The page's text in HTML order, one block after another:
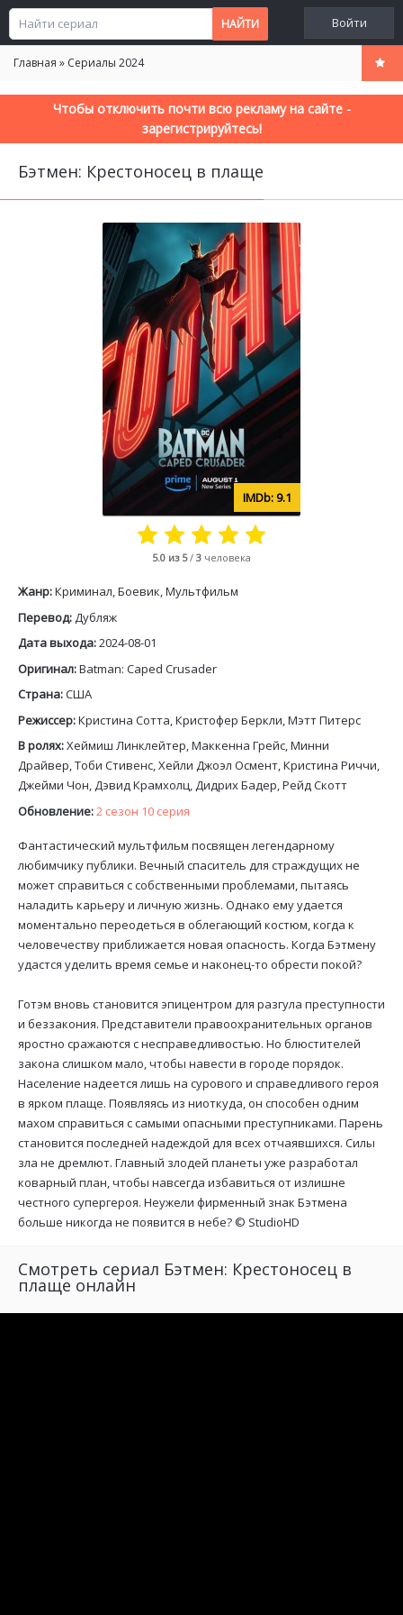
Войти
Главная » Сериалы 2024
Чтобы отключить почти всю рекламу на сайте -
зарегистрируйтесь!
Бэтмен: Крестоносец в плаще
9.1
5.0 из 5/ 3 человека
Жанр:Криминал, Боевик, Мультфильм
Перевод: Дубляж
Дата выхода:2024-08-01
Оригинал:Batman: Caped Crusader
Страна:США
Режиссер:Кристина Сотта, Кристофер Беркли, Мэтт Питерс
В ролях:Хеймиш Линклейтер, Маккенна Грейс, Минни
Драйвер, Тоби Стивенс, Хейли Джоэл Осмент, Кристина Риччи,
Джейми Чон, Дэвид Крамхолц, Дидрих Бадер, Рейд Скотт
Обновление:2 сезон 10 серия
Фантастический мультфильм посвящен легендарному
любимчику публики. Вечный спаситель для страждущих не
может справиться с собственными проблемами, пытаясь
наладить карьеру и личную жизнь. Однако ему удается
моментально переодеться в облегающий костюм, когда к
человечеству приближается новая опасность. Когда Бэтмену
удастся уделить время семье и наконец-то обрести покой?
Готэм вновь становится эпицентром для разгула преступности
и беззакония. Представители правоохранительных органов
яростно сражаются с несправедливостью. Но блюстителей
закона слишком мало, чтобы навести в городе порядок.
Население надеется лишь на сурового и справедливого героя
в ярком плаще. Появляясь из ниоткуда, он способен одним
махом справиться с самыми опасными преступниками. Парень
становится последней надеждой для всех отчаявшихся. Силы
зла не дремлют. Главный злодей планеты уже разработал
коварный план, чтобы навсегда избавиться от излишне
честного супергероя. Неужели фирменный знак Бэтмена
больше никогда не появится в небе? © StudioHD
Смотреть сериал Бэтмен: Крестоносец в
плаще онлайн